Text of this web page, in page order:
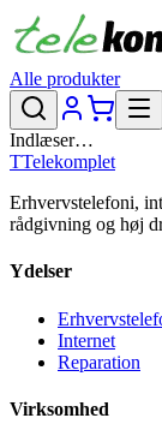
Alle produkter
Indlæser…
TTelekomplet
Erhvervstelefoni,
rådgivning og høj
Ydelser
Internet
Reparation
Virksomhed